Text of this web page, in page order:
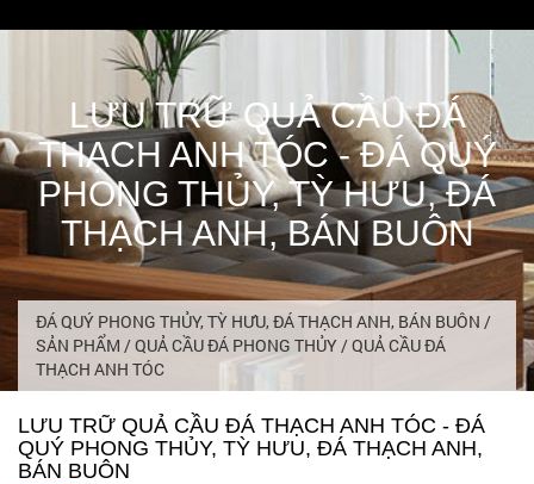
LƯU TRỮ QUẢ CẦU ĐÁ
THẠCH ANH TÓC - ĐÁ QUÝ
PHONG THỦY, TỲ HƯU, ĐÁ
THẠCH ANH, BÁN BUÔN
ĐÁ QUÝ PHONG THỦY, TỲ HƯU, ĐÁ THẠCH ANH, BÁN BUÔN /
SẢN PHẨM /QUẢ CẦU ĐÁ PHONG THỦY/QUẢ CẦU ĐÁ
THẠCH ANH TÓC
LƯU TRỮ QUẢ CẦU ĐÁ THẠCH ANH TÓC - ĐÁ
QUÝ PHONG THỦY, TỲ HƯU, ĐÁ THẠCH ANH,
BÁN BUÔN